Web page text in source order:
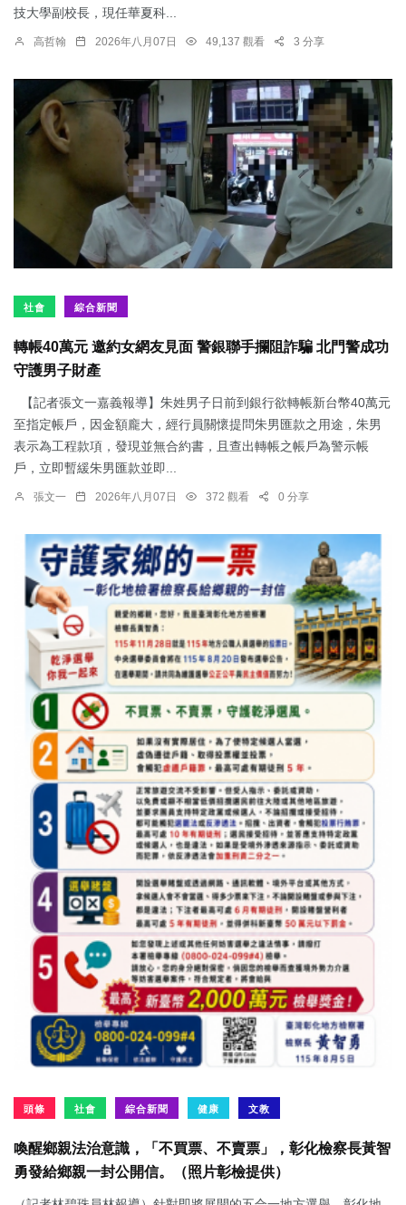
技大學副校長，現任華夏科...
高哲翰 2026年八月07日 49,137 觀看 3 分享
社會 綜合新聞
轉帳40萬元 邀約女網友見面 警銀聯手攔阻詐騙 北門警成功
守護男子財產
【記者張文一嘉義報導】朱姓男子日前到銀行欲轉帳新台幣40萬元
至指定帳戶，因金額龐大，經行員關懷提問朱男匯款之用途，朱男
表示為工程款項，發現並無合約書，且查出轉帳之帳戶為警示帳
戶，立即暫緩朱男匯款並即...
張文一 2026年八月07日 372 觀看 0 分享
頭條 社會 綜合新聞 健康 文教
喚醒鄉親法治意識，「不買票、不賣票」，彰化檢察長黃智
勇發給鄉親一封公開信。（照片彰檢提供）